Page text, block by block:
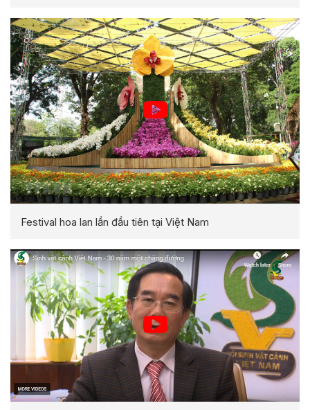
Festival hoa lan lần đầu tiên tại Việt Nam